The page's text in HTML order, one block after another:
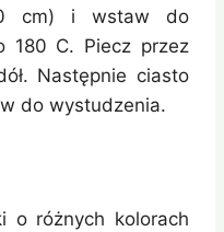
cm) i wstaw do
180 C. Piecz przez
Następnie ciasto
do wystudzenia.
o różnych kolorach